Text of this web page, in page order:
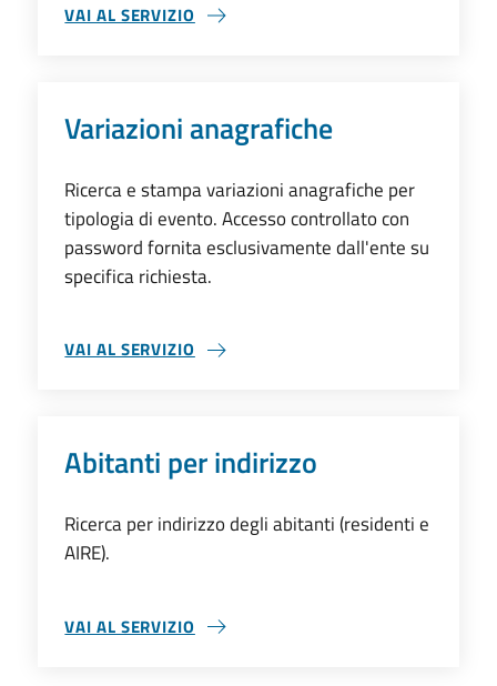
VAI AL SERVIZIO
VISURA CARTE IDENTITÀ STORICHE
Variazioni anagrafiche
Ricerca e stampa variazioni anagrafiche per
tipologia di evento. Accesso controllato con
password fornita esclusivamente dall'ente su
specifica richiesta.
VAI AL SERVIZIO
VARIAZIONI ANAGRAFICHE
Abitanti per indirizzo
Ricerca per indirizzo degli abitanti (residenti e
AIRE).
VAI AL SERVIZIO
ABITANTI PER INDIRIZZO